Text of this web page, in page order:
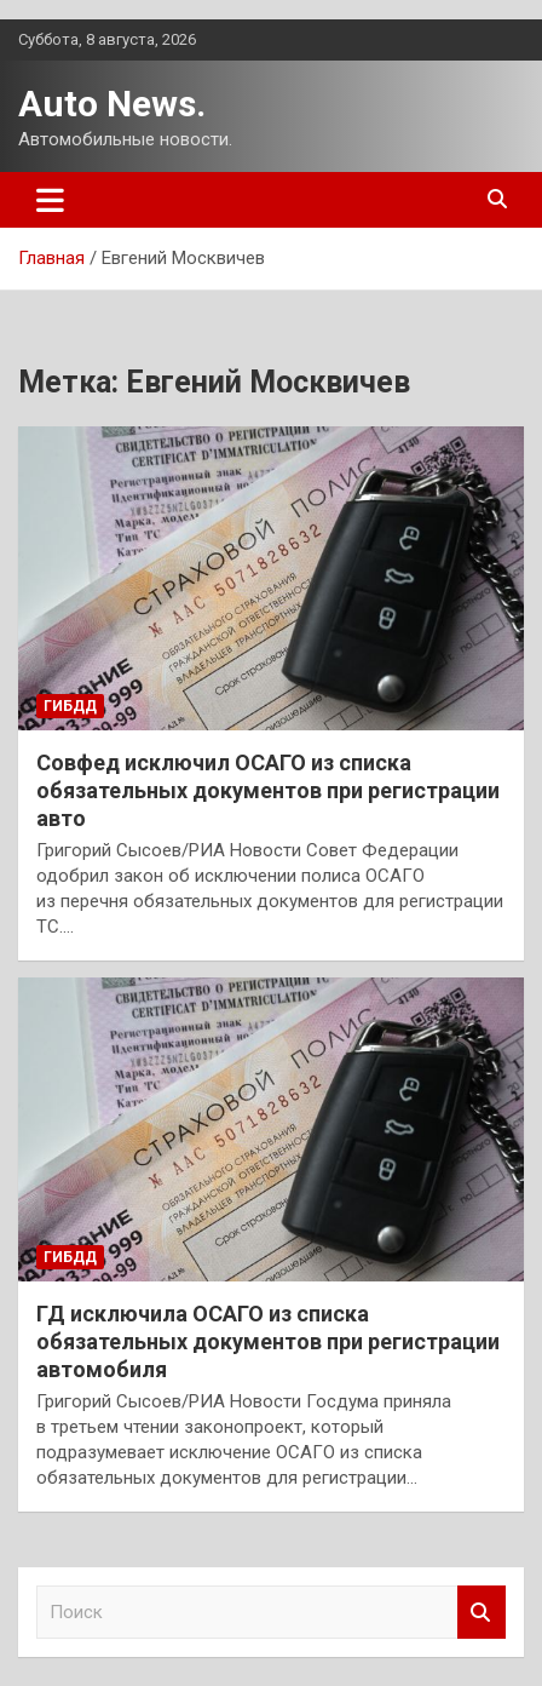
Перейти
Суббота, 8 августа, 2026
Auto News.
Автомобильные новости.
Главная Евгений Москвичев
Метка: Евгений Москвичев
ГИБДД
Совфед исключил ОСАГО из списка
обязательных документов при регистрации
авто
Григорий Сысоев/РИА Новости Совет Федерации
одобрил закон об исключении полиса ОСАГО
из перечня обязательных документов для регистрации
ТС.…
ГИБДД
ГД исключила ОСАГО из списка
обязательных документов при регистрации
автомобиля
Григорий Сысоев/РИА Новости Госдума приняла
в третьем чтении законопроект, который
подразумевает исключение ОСАГО из списка
обязательных документов для регистрации…